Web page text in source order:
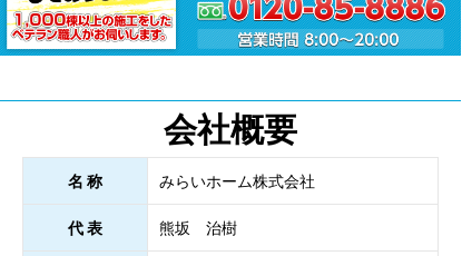
会社概要
名 称 みらいホーム株式会社
代 表 熊坂 治樹